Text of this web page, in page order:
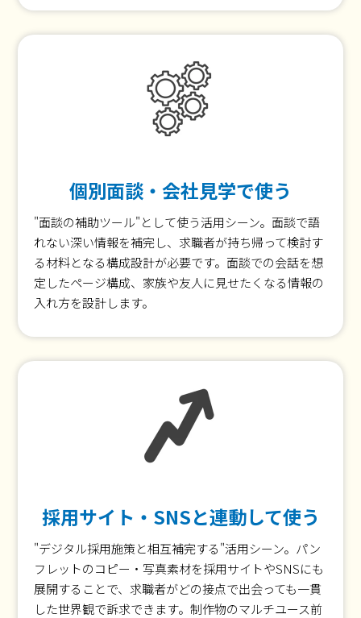
個別面談・会社見学で使う
"面談の補助ツール"として使う活用シーン。面談で語
れない深い情報を補完し、求職者が持ち帰って検討す
る材料となる構成設計が必要です。面談での会話を想
定したページ構成、家族や友人に見せたくなる情報の
入れ方を設計します。
採用サイト・SNSと連動して使う
"デジタル採用施策と相互補完する"活用シーン。パン
フレットのコピー・写真素材を採用サイトやSNSにも
展開することで、求職者がどの接点で出会っても一貫
した世界観で訴求できます。制作物のマルチユース前